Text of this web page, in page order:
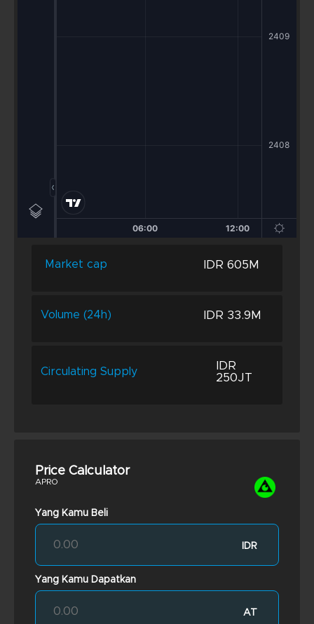
Market cap IDR 605M
Volume (24h) IDR 33.9M
Circulating Supply
IDR
250JT
Price Calculator
APRO
Yang Kamu Beli
IDR
Yang Kamu Dapatkan
AT